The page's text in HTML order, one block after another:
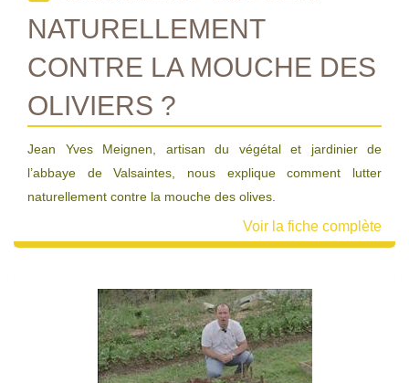
NATURELLEMENT
CONTRE LA MOUCHE DES
OLIVIERS ?
Jean Yves Meignen, artisan du végétal et jardinier de
l’abbaye de Valsaintes, nous explique comment lutter
naturellement contre la mouche des olives.
Voir la fiche complète